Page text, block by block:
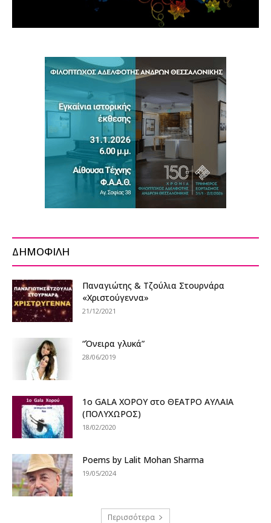
ΔΗΜΟΦΙΛΗ
Παναγιώτης & Τζούλια Στουρνάρα
«Χριστούγεννα»
21/12/2021
“Όνειρα γλυκά”
28/06/2019
1ο GALA XOΡΟΥ στο ΘΕΑΤΡΟ ΑΥΛΑΙΑ
(ΠΟΛΥΧΩΡΟΣ)
18/02/2020
Poems by Lalit Mohan Sharma
19/05/2024
Περισσότερα